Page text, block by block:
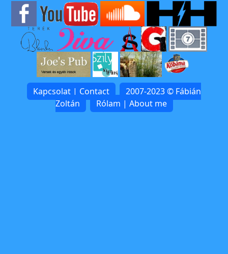
Kapcsolat | Contact
2007-2023 © Fábián
Zoltán
Rólam | About me